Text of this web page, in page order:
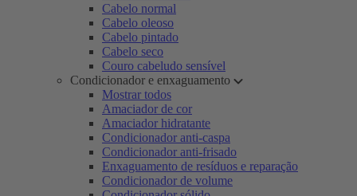
Cabelo normal
Cabelo oleoso
Cabelo pintado
Cabelo seco
Couro cabeludo sensível
Condicionador e enxaguamento
Mostrar todos
Amaciador de cor
Amaciador hidratante
Condicionador anti-caspa
Condicionador anti-frisado
Enxaguamento de resíduos e reparação
Condicionador de volume